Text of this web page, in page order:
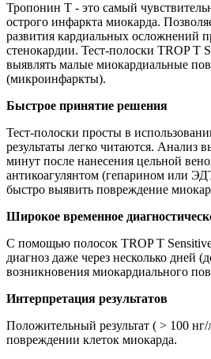
Тропонин Т - это самый
острого инфаркта миокарда.
развития кардиальных осложнений
стенокардии. Тест-полоски TROP T
выявлять малые миокардиальные
(микроинфаркты).
Быстрое принятие решения
Тест-полоски просты в
результаты легко читаются. Анализ
минут после нанесения цельной
антикоагулянтом (гепарином или
быстро выявить повреждение
Широкое временное
С помощью полосок TROP T
диагноз даже через несколько дней
возникновения миокардиального
Интерпретация результатов
Положительный результат ( > 100 нг/
повреждении клеток миокарда.